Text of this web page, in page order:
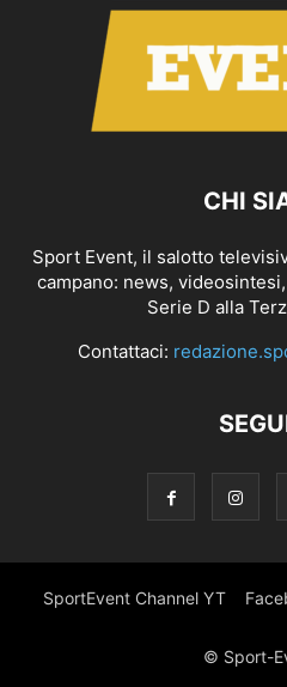
CHI
Sport Event, il salotto
campano: news,
Serie D alla
Contattaci:
SportEvent Channel YT
© Sport-